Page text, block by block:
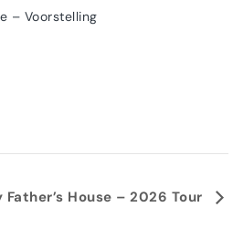
– Voorstelling
House – 2026 Tour